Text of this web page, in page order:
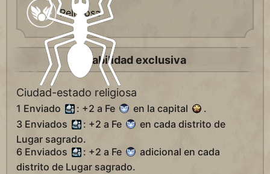
Religiosa
Habilidad exclusiva
Ciudad-estado religiosa
1 Enviado : +2 a Fe en la capital
.
3 Enviados
: +2 a Fe
en cada distrito de
Lugar sagrado.
6 Enviados
: +2 a Fe
adicional en cada
distrito de Lugar sagrado.